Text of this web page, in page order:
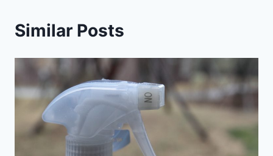
Similar Posts